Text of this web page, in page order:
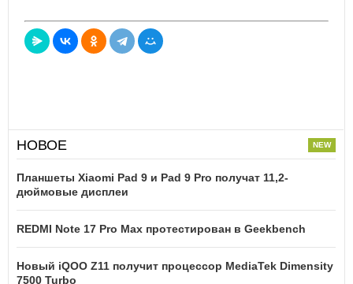
НОВОЕ
Планшеты Xiaomi Pad 9 и Pad 9 Pro получат 11,2-
дюймовые дисплеи
REDMI Note 17 Pro Max протестирован в Geekbench
Новый iQOO Z11 получит процессор MediaTek Dimensity
7500 Turbo